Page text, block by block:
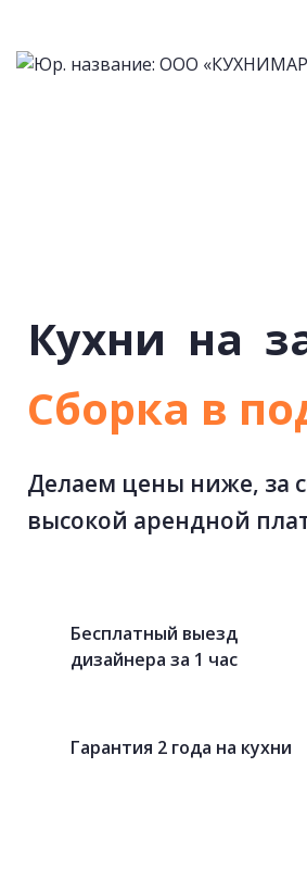
Кухни на
Cборка в
Делаем цены ниже, за
высокой арендной
Бесплатный выезд
дизайнера за 1 час
Гарантия 2 года на кухни